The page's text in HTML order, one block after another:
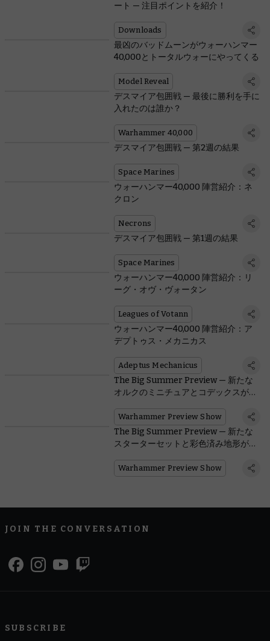
ート — 注目ポイントを紹介！
Downloads
最凶のバッドムーンがウォーハンマー
40,000とトータルウォーにやってくる
Model Reveal
デスマイア包囲戦 — 最後に勝利を手に
入れたのは誰か？
Warhammer 40,000
デスマイア包囲戦 — 第2週の結果
Space Marines
ウォーハンマー40,000 陣営紹介：ネ
クロン
Necrons
デスマイア包囲戦 — 第1週の結果
Space Marines
ウォーハンマー40,000 陣営紹介：リ
ーグ・オヴ・ヴォータン
Leagues of Votann
ウォーハンマー40,000 陣営紹介：ア
デプトゥス・メカニカス
Adeptus Mechanicus
The Big Summer Preview — 新たな
オルクのミニチュアとコデックスが登
Warhammer Preview Show
The Big Summer Preview — 新たな
スターターセットと彩色済み地形が登
Warhammer Preview Show
JOIN THE CONVERSATION
SUBSCRIBE